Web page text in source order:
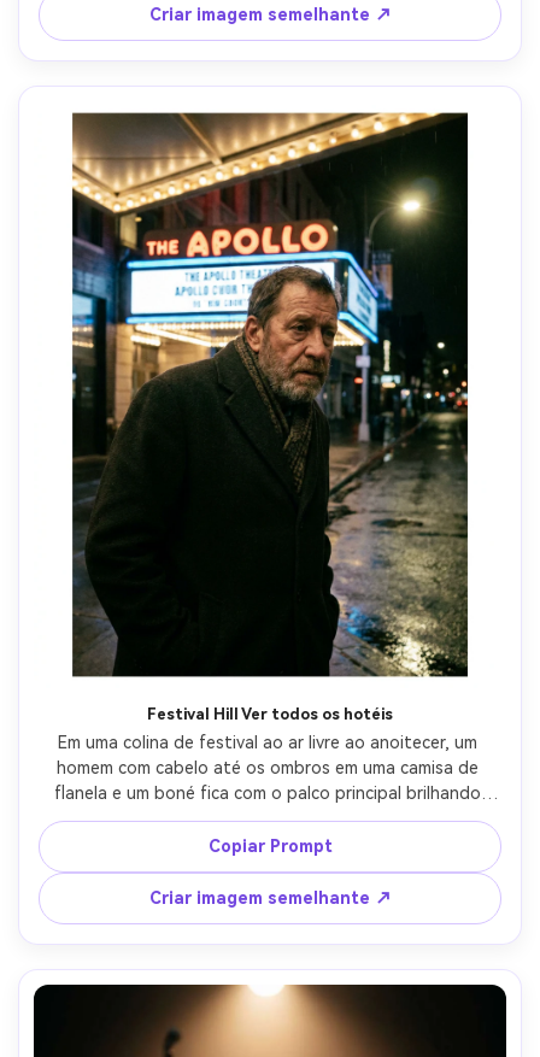
altos detalhes, foco nítido-AR 4:5
Criar imagem semelhante ↗
Festival Hill Ver todos os hotéis
Em uma colina de festival ao ar livre ao anoitecer, um
homem com cabelo até os ombros em uma camisa de
flanela e um boné fica com o palco principal brilhando
atrás dele, o vento movendo seu cabelo, luz ambiente de
hora azul com bokeh de palco quente, Canon EOS R5, 70-
200mm f/2.8 a 135mm, retrato de meio corpo, sorriso
relaxado, textura de pele realista, classificação
cinematográfica-AR 4:5
Copiar Prompt
Criar imagem semelhante ↗